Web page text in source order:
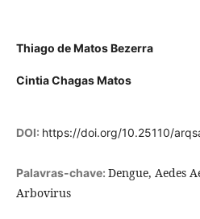
Thiago de Matos Bezerra
Cintia Chagas Matos
DOI: https://doi.org/10.25110/
Palavras-chave: Dengue, Aedes
Arbovirus